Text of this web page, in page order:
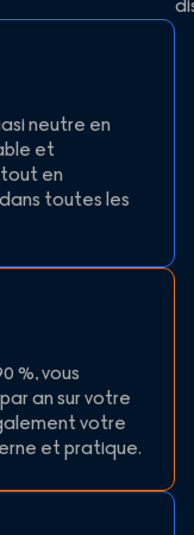
neutre en
et
en
toutes les
%, vous
an sur votre
votre
et pratique.